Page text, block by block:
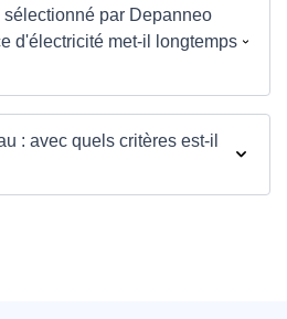
par Depanneo
d'électricité met-il longtemps
: avec quels critères est-il